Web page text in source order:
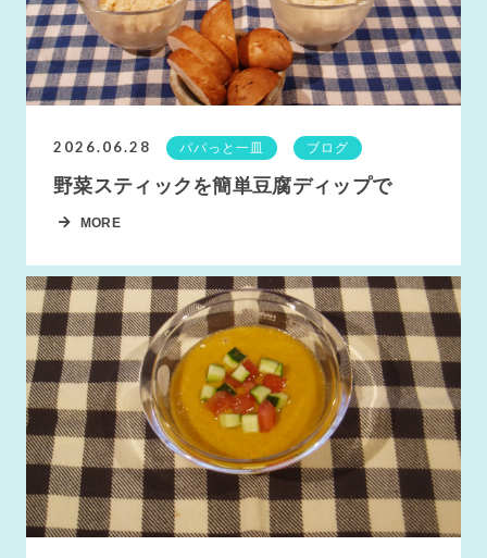
2026.06.28 パパっと一皿 ブログ
野菜スティックを簡単豆腐ディップで
MORE